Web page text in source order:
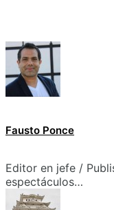
Fausto Ponce
Editor en jefe /
espectáculos…